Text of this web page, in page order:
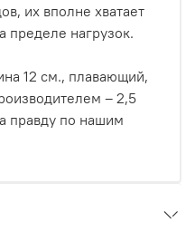
их вполне хватает
пределе нагрузок.
12 см., плавающий,
– 2,5
правду по нашим